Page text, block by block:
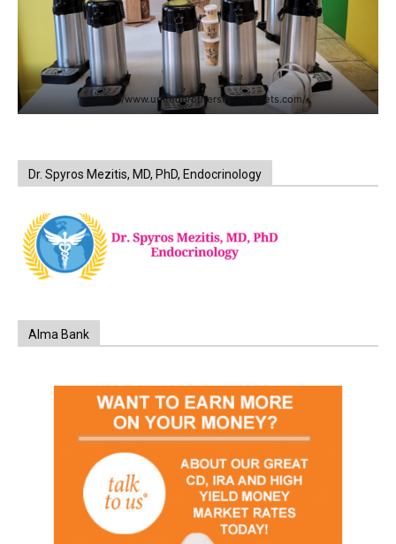
https://www.unitedbrothersfruitmarkets.com/
Dr. Spyros Mezitis, MD, PhD, Endocrinology
Alma Bank